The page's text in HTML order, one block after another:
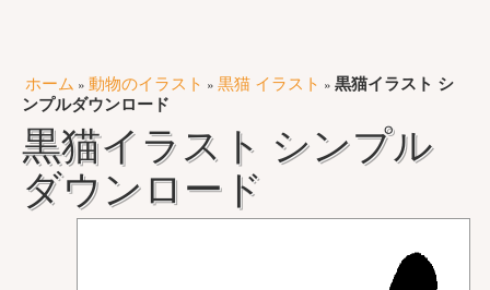
ホーム » 動物のイラスト » 黒猫 イラスト » 黒猫イラスト シ
ンプルダウンロード
黒猫イラスト シンプル
ダウンロード